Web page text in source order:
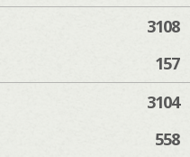
3108
157
3104
558